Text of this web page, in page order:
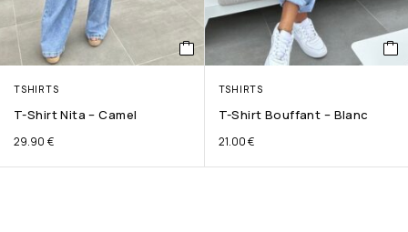
TSHIRTS
T-Shirt Nita – Camel
29.90 €
TSHIRTS
T-Shirt Bouffant – Blanc
21.00€